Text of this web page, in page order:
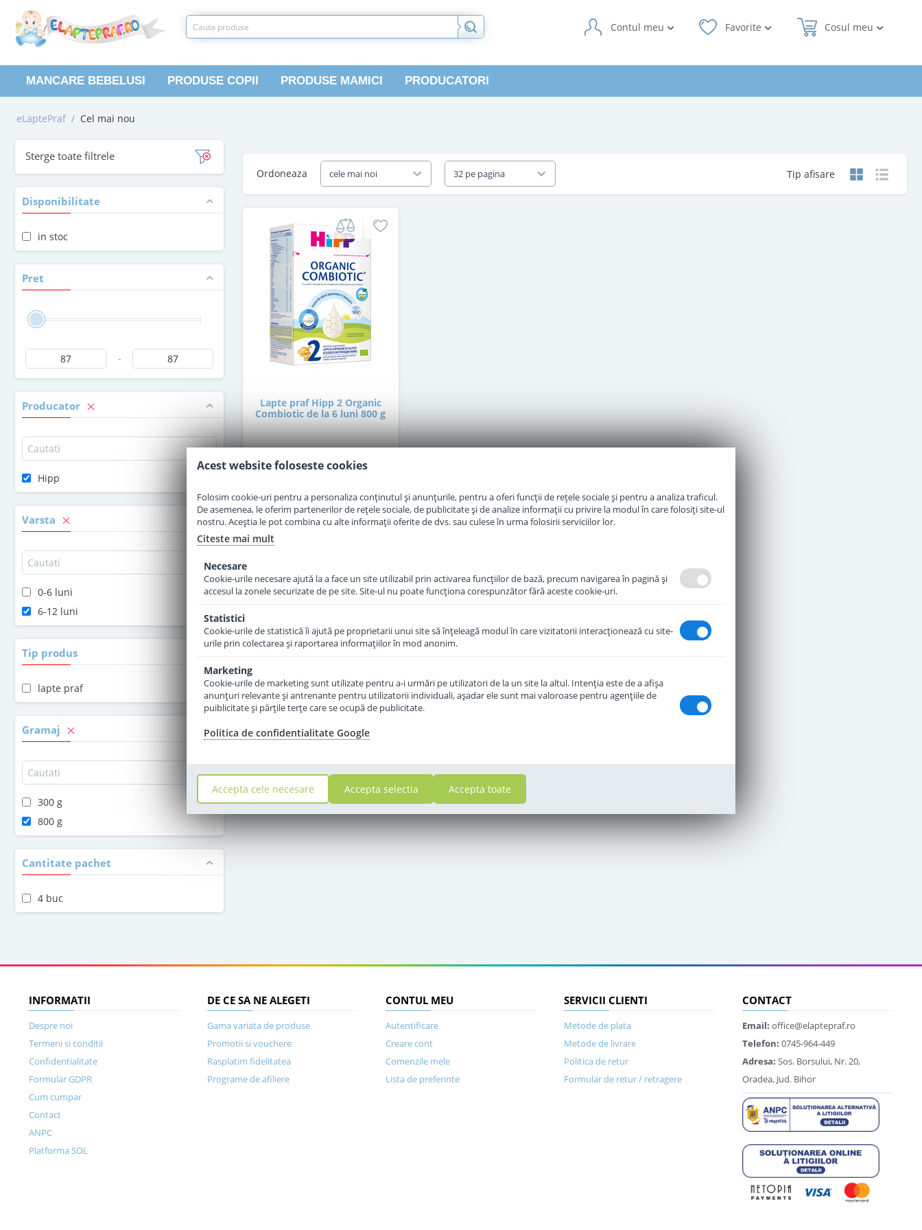
Cosul meu
Favorite
Contul meu
MANCARE BEBELUSI PRODUSE COPII PRODUSE MAMICI PRODUCATORI
eLaptePraf / Cel mai nou
Sterge toate filtrele
Disponibilitate
in stoc
Pret
-
Producator
Hipp
Varsta
0-6 luni
6-12 luni
Tip produs
lapte praf
Gramaj
300 g
800 g
Cantitate pachet
4 buc
Tip afisare
Ordoneaza cele mai noi 32 pe pagina
Lapte praf Hipp 2 Organic
Combiotic de la 6 luni 800 g
87,00 Lei
INFORMATII
Despre noi
Termeni si conditii
Confidentialitate
Formular GDPR
Cum cumpar
Contact
ANPC
Platforma SOL
DE CE SA NE ALEGETI
Gama variata de produse
Promotii si vouchere
Rasplatim fidelitatea
Programe de afiliere
CONTUL MEU
Autentificare
Creare cont
Comenzile mele
Lista de preferinte
SERVICII CLIENTI
Metode de plata
Metode de livrare
Politica de retur
Formular de retur / retragere
CONTACT
Email: office@elaptepraf.ro
Telefon: 0745-964-449
Adresa: Sos. Borsului, Nr. 20,
Oradea, Jud. Bihor
Acest website foloseste cookies
Folosim cookie-uri pentru a personaliza conținutul și anunțurile, pentru a oferi funcții de rețele sociale și pentru a analiza traficul.
De asemenea, le oferim partenerilor de rețele sociale, de publicitate și de analize informații cu privire la modul în care folosiți site-ul
nostru. Aceștia le pot combina cu alte informații oferite de dvs. sau culese în urma folosirii serviciilor lor.
Citeste mai mult
Necesare
Cookie-urile necesare ajută la a face un site utilizabil prin activarea funcţiilor de bază, precum navigarea în pagină şi
accesul la zonele securizate de pe site. Site-ul nu poate funcţiona corespunzător fără aceste cookie-uri.
Statistici
Cookie-urile de statistică îi ajută pe proprietarii unui site să înţeleagă modul în care vizitatorii interacţionează cu site-
urile prin colectarea şi raportarea informaţiilor în mod anonim.
Marketing
Cookie-urile de marketing sunt utilizate pentru a-i urmări pe utilizatori de la un site la altul. Intenţia este de a afişa
anunţuri relevante şi antrenante pentru utilizatorii individuali, aşadar ele sunt mai valoroase pentru agenţiile de
puiblicitate şi părţile terţe care se ocupă de publicitate.
Politica de confidentialitate Google
Accepta cele necesare Accepta selectia Accepta toate